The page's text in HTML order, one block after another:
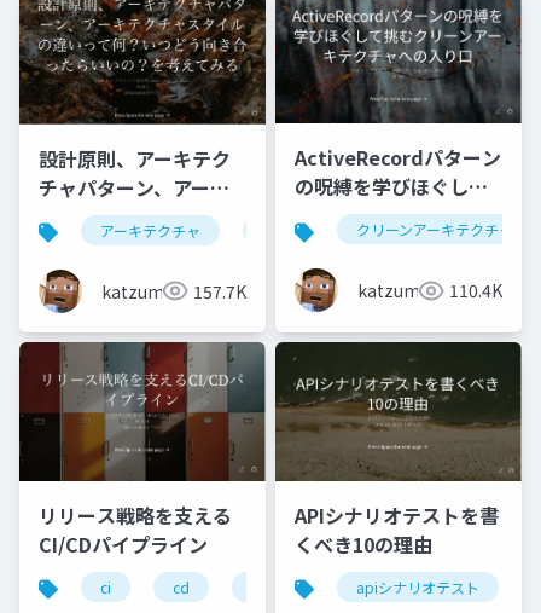
設計原則、アーキテク
チャパターン、アーキ
テクチャスタイルの違
いって何？いつどう向
き合ったらいいの？を
考えてみる
アーキテクチャ 設計原則
katzumi 157.7K
ActiveRecordパターン
の呪縛を学びほぐして
挑むクリーンアーキテ
クチャへの入り口
クリーンアーキテクチャ
katzumi 110.4K
リリース戦略を支える
CI/CDパイプライン
ci cd
APIシナリオテストを書
くべき10の理由
apiシナリオテスト